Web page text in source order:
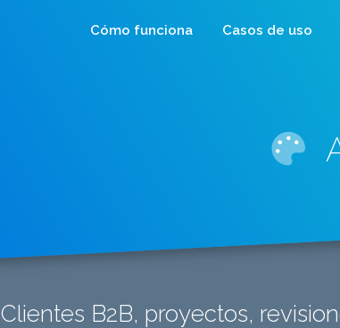
Cómo funciona Casos de uso
Clientes B2B, proyectos,